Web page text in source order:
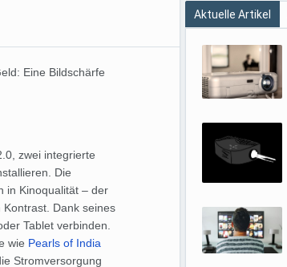
Eine Bildschärfe
zwei integrierte
Die
in Kinoqualität – der
Dank seines
Tablet verbinden.
wie Pearls of India
Stromversorgung
Aktuelle Artikel